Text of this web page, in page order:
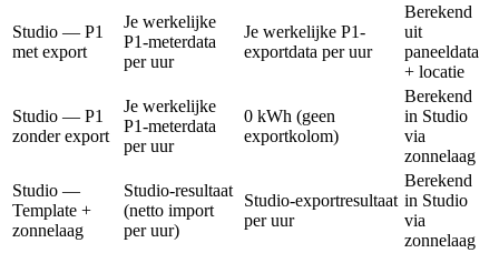
Studio — P1
met export
Je werkelijke
P1-meterdata
per uur
Je werkelijke P1-
exportdata per uur
Berekend
uit
paneeldata
+ locatie
Studio — P1
zonder export
Je werkelijke
P1-meterdata
per uur
0 kWh (geen
exportkolom)
Berekend
in Studio
via
zonnelaag
Studio —
Template +
zonnelaag
Studio-resultaat
(netto import
per uur)
Studio-exportresultaat
per uur
Berekend
in Studio
via
zonnelaag